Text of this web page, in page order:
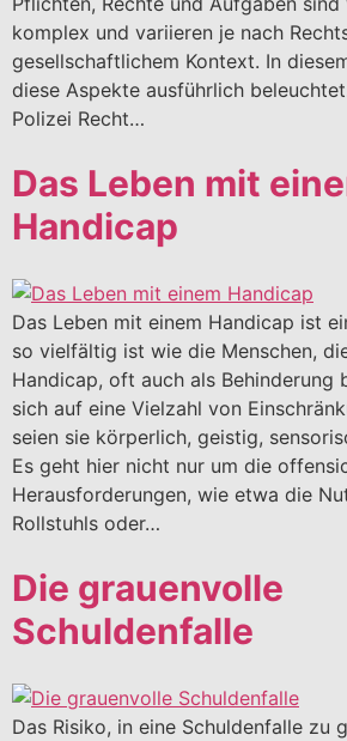
komplex und variieren je nach
gesellschaftlichem Kontext. In
diese Aspekte ausführlich
Polizei Recht…
Das Leben mit
Handicap
Das Leben mit einem Handicap ist
so vielfältig ist wie die Menschen,
Handicap, oft auch als Behinderung
sich auf eine Vielzahl von
seien sie körperlich, geistig,
Es geht hier nicht nur um die
Herausforderungen, wie etwa die
Rollstuhls oder…
Die grauenvolle
Schuldenfalle
Das Risiko, in eine Schuldenfalle zu